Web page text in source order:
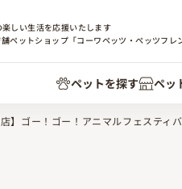
しい生活を応援いたします
ペットショップ「コーワペッツ・ペッツフレ
ペットを探す ペッ
店】ゴー！ゴー！アニマルフェスティ